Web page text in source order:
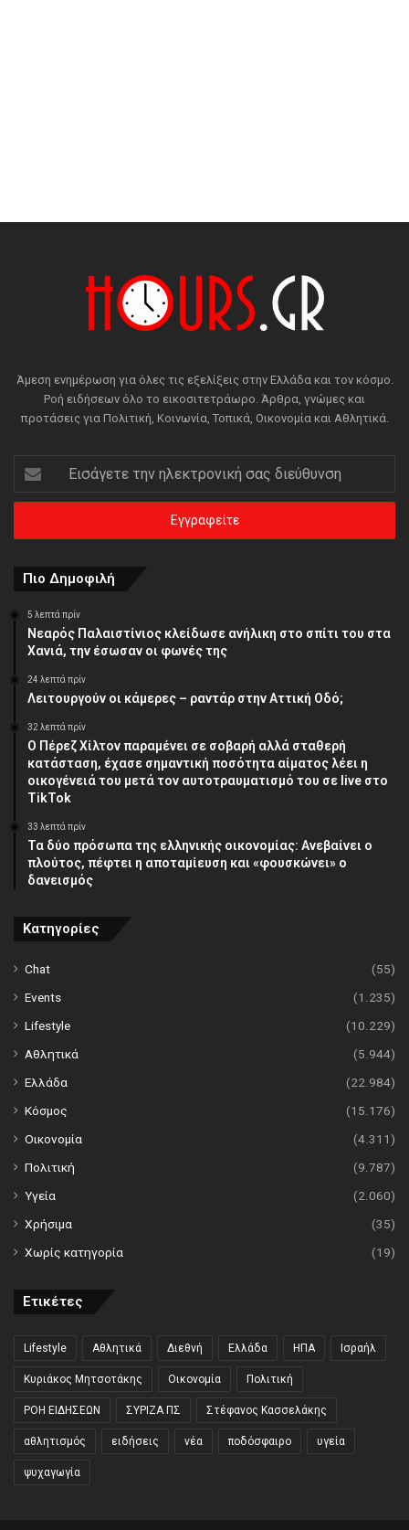
Άμεση ενημέρωση για όλες τις εξελίξεις στην Ελλάδα και τον κόσμο.
Ροή ειδήσεων όλο το εικοσιτετράωρο. Άρθρα, γνώμες και
προτάσεις για Πολιτική, Κοινωνία, Τοπικά, Οικονομία και Αθλητικά.
Εισάγετε
την
ηλεκτρονική
διεύθυνση
Πιο Δημοφιλή
5 λεπτά πρίν
Νεαρός Παλαιστίνιος κλείδωσε ανήλικη στο σπίτι του στα
Χανιά, την έσωσαν οι φωνές της
24 λεπτά πρίν
Λειτουργούν οι κάμερες – ραντάρ στην Αττική Οδό;
32 λεπτά πρίν
Ο Πέρεζ Χίλτον παραμένει σε σοβαρή αλλά σταθερή
κατάσταση, έχασε σημαντική ποσότητα αίματος λέει η
οικογένειά του μετά τον αυτοτραυματισμό του σε live στο
TikTok
33 λεπτά πρίν
Τα δύο πρόσωπα της ελληνικής οικονομίας: Aνεβαίνει ο
πλούτος, πέφτει η αποταμίευση και «φουσκώνει» ο
δανεισμός
Κατηγορίες
Chat
(55)
Events
(1.235)
Lifestyle
(10.229)
Αθλητικά
(5.944)
Ελλάδα
(22.984)
Κόσμος
(15.176)
Οικονομία
(4.311)
Πολιτική
(9.787)
Υγεία
(2.060)
Χρήσιμα
(35)
Χωρίς κατηγορία
(19)
Ετικέτες
Lifestyle Αθλητικά Διεθνή Ελλάδα ΗΠΑ Ισραήλ
Κυριάκος Μητσοτάκης Οικονομία Πολιτική
ΡΟΗ ΕΙΔΗΣΕΩΝ ΣΥΡΙΖΑ ΠΣ Στέφανος Κασσελάκης
αθλητισμός ειδήσεις νέα ποδόσφαιρο υγεία
ψυχαγωγία